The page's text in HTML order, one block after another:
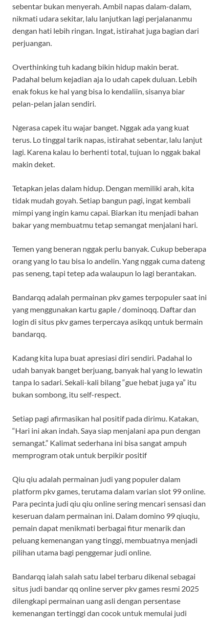
sebentar bukan menyerah. Ambil napas dalam-dalam,
nikmati udara sekitar, lalu lanjutkan lagi perjalananmu
dengan hati lebih ringan. Ingat, istirahat juga bagian dari
perjuangan.
Overthinking tuh kadang bikin hidup makin berat.
Padahal belum kejadian aja lo udah capek duluan. Lebih
enak fokus ke hal yang bisa lo kendaliin, sisanya biar
pelan-pelan jalan sendiri.
Ngerasa capek itu wajar banget. Nggak ada yang kuat
terus. Lo tinggal tarik napas, istirahat sebentar, lalu lanjut
lagi. Karena kalau lo berhenti total, tujuan lo nggak bakal
makin deket.
Tetapkan jelas dalam hidup. Dengan memiliki arah, kita
tidak mudah goyah. Setiap bangun pagi, ingat kembali
mimpi yang ingin kamu capai. Biarkan itu menjadi bahan
bakar yang membuatmu tetap semangat menjalani hari.
Temen yang beneran nggak perlu banyak. Cukup beberapa
orang yang lo tau bisa lo andelin. Yang nggak cuma dateng
pas seneng, tapi tetep ada walaupun lo lagi berantakan.
Bandarqq adalah permainan pkv games terpopuler saat ini
yang menggunakan kartu gaple / dominoqq. Daftar dan
login di situs pkv games terpercaya asikqq untuk bermain
bandarqq.
Kadang kita lupa buat apresiasi diri sendiri. Padahal lo
udah banyak banget berjuang, banyak hal yang lo lewatin
tanpa lo sadari. Sekali-kali bilang “gue hebat juga ya” itu
bukan sombong, itu self-respect.
Setiap pagi afirmasikan hal positif pada dirimu. Katakan,
“Hari ini akan indah. Saya siap menjalani apa pun dengan
semangat.” Kalimat sederhana ini bisa sangat ampuh
memprogram otak untuk berpikir positif
Qiu qiu adalah permainan judi yang populer dalam
platform pkv games, terutama dalam varian slot 99 online.
Para pecinta judi qiu qiu online sering mencari sensasi dan
keseruan dalam permainan ini. Dalam domino 99 qiuqiu,
pemain dapat menikmati berbagai fitur menarik dan
peluang kemenangan yang tinggi, membuatnya menjadi
pilihan utama bagi penggemar judi online.
Bandarqq ialah salah satu label terbaru dikenal sebagai
situs judi bandar qq online server pkv games resmi 2025
dilengkapi permainan uang asli dengan persentase
kemenangan tertinggi dan cocok untuk memulai judi